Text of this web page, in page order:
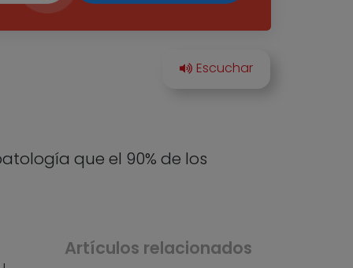
que el 90% de los
Artículos relacionados